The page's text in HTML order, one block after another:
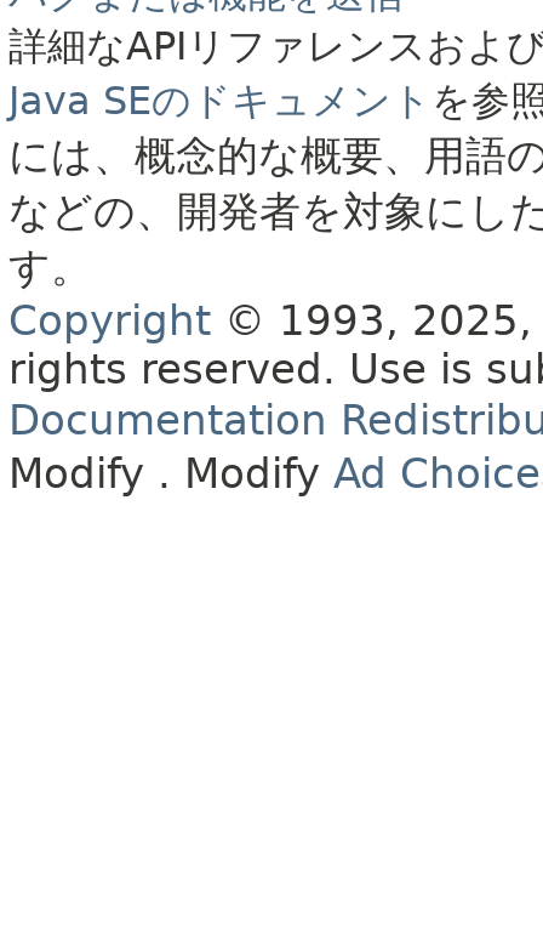
詳細なAPIリファレンスおよ
Java SEのドキュメント を参
には、概念的な概要、用語
などの、開発者を対象にし
す。
Copyright © 1993,
rights reserved. Use is
Documentation
Modify . Modify Ad